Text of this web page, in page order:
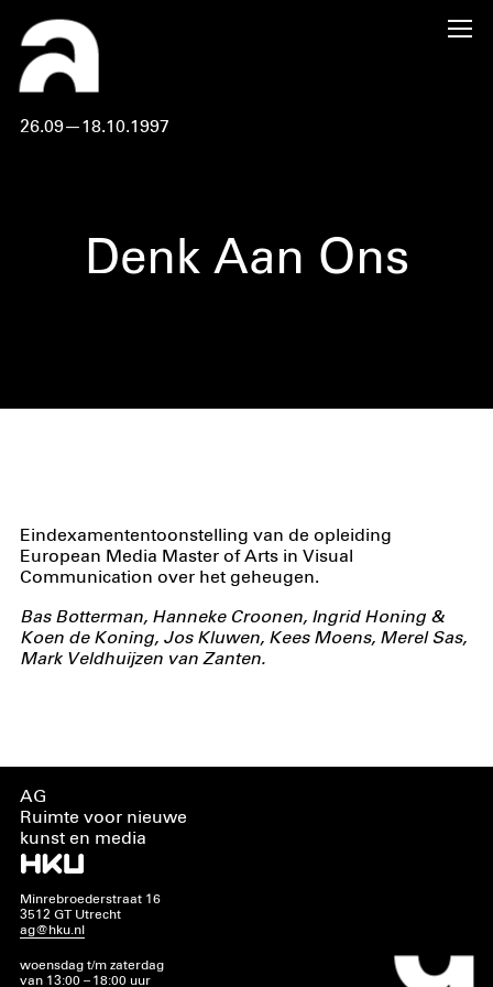
26.09—18.10.1997
Denk Aan Ons
Eindexamententoonstelling van de opleiding
European Media Master of Arts in Visual
Communication over het geheugen.
Bas Botterman, Hanneke Croonen, Ingrid Honing &
Koen de Koning, Jos Kluwen, Kees Moens, Merel Sas,
Mark Veldhuijzen van Zanten.
AG
Ruimte voor nieuwe
kunst en media
Minrebroederstraat 16
3512 GT Utrecht
ag@hku.nl
woensdag t/m zaterdag
van 13:00 – 18:00 uur